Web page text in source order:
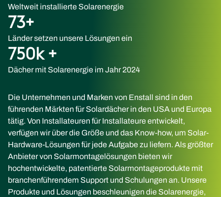
Weltweit installierte Solarenergie
73+
Länder setzen unsere Lösungen ein
750k +
Dächer mit Solarenergie im Jahr 2024
Die Unternehmen und Marken von Enstall sind in den
führenden Märkten für Solardächer in den USA und Europa
tätig. Von Installateuren für Installateure entwickelt,
verfügen wir über die Größe und das Know-how, um Solar-
Hardware-Lösungen für jede Aufgabe zu liefern. Als größter
Anbieter von Solarmontagelösungen bieten wir
hochentwickelte, patentierte Solarmontageprodukte mit
branchenführendem Support und Schulungen an. Unsere
Produkte und Lösungen beschleunigen die Solarenergie,